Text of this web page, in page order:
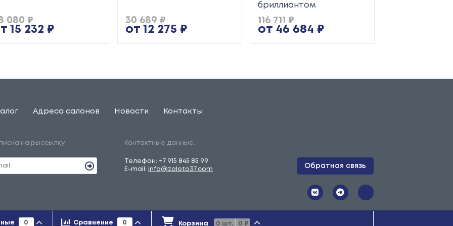
15 232 ₽
080 ₽
от 12 275 ₽
30 689 ₽
бриллиантом
от 46 684 ₽
116 711 ₽
Адреса салонов Новости Контакты
на рыссылку: Контактные данные:
Телефон: +7 915 845 85 99
E-mail: info@zoloto37.com
Обратная связь
справочный характер и ни при каких условиях не является публичной офертой. Копирование
0 Сравнение 0 Корзина 0 шт. 0 ₽